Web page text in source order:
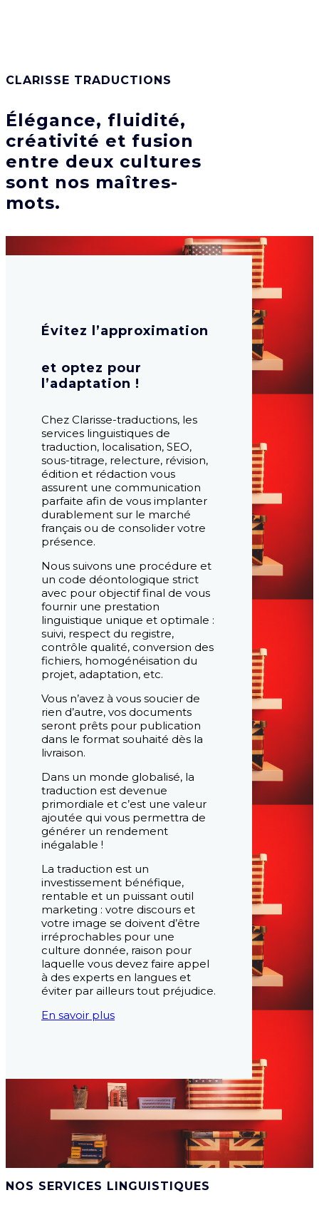
CLARISSE TRADUCTIONS
Élégance, fluidité,
créativité et fusion
entre deux cultures
sont nos maîtres-
mots.
Évitez l’approximation
et optez pour
l’adaptation !
Chez Clarisse-traductions, les
services linguistiques de
traduction, localisation, SEO,
sous-titrage, relecture, révision,
édition et rédaction vous
assurent une communication
parfaite afin de vous implanter
durablement sur le marché
français ou de consolider votre
présence.
Nous suivons une procédure et
un code déontologique strict
avec pour objectif final de vous
fournir une prestation
linguistique unique et optimale :
suivi, respect du registre,
contrôle qualité, conversion des
fichiers, homogénéisation du
projet, adaptation, etc.
Vous n’avez à vous soucier de
rien d’autre, vos documents
seront prêts pour publication
dans le format souhaité dès la
livraison.
Dans un monde globalisé, la
traduction est devenue
primordiale et c’est une valeur
ajoutée qui vous permettra de
générer un rendement
inégalable !
La traduction est un
investissement bénéfique,
rentable et un puissant outil
marketing : votre discours et
votre image se doivent d’être
irréprochables pour une
culture donnée, raison pour
laquelle vous devez faire appel
à des experts en langues et
éviter par ailleurs tout préjudice.
En savoir plus
NOS SERVICES LINGUISTIQUES